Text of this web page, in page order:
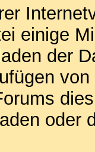
einige
der
oder